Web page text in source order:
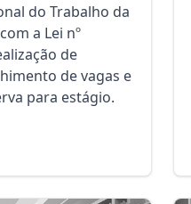
do Trabalho da
a Lei nº
de
de vagas e
para estágio.